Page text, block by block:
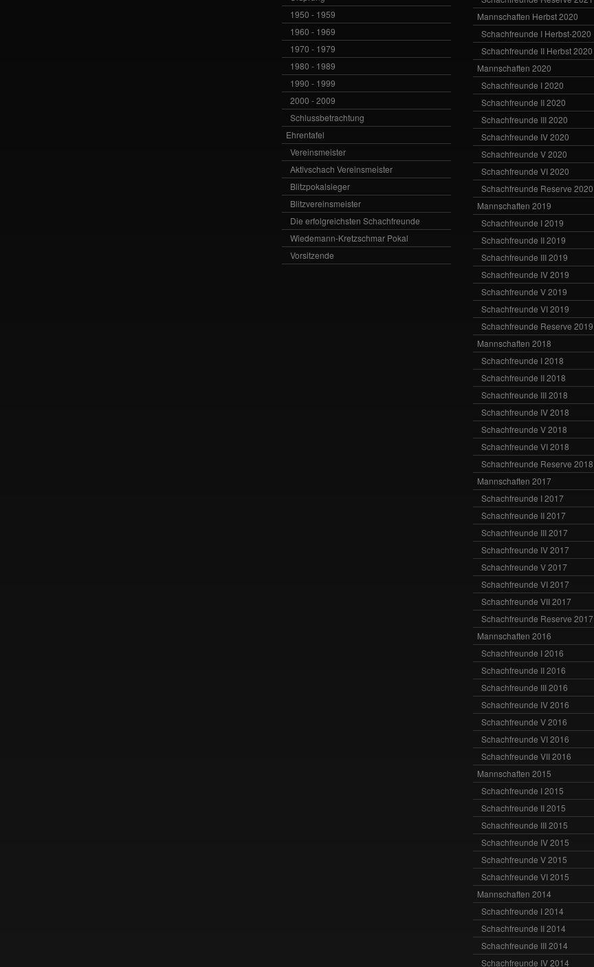
1950 - 1959
1960 - 1969
1970 - 1979
1980 - 1989
1990 - 1999
2000 - 2009
Schlussbetrachtung
Ehrentafel
Vereinsmeister
Aktivschach Vereinsmeister
Blitzpokalsieger
Blitzvereinsmeister
Die erfolgreichsten Schachfreunde
Wiedemann-Kretzschmar Pokal
Vorsitzende
Mannschaften Herbst 2020
Schachfreunde I Herbst-2020
Schachfreunde II Herbst 2020
Mannschaften 2020
Schachfreunde I 2020
Schachfreunde II 2020
Schachfreunde III 2020
Schachfreunde IV 2020
Schachfreunde V 2020
Schachfreunde VI 2020
Schachfreunde Reserve 2020
Mannschaften 2019
Schachfreunde I 2019
Schachfreunde II 2019
Schachfreunde III 2019
Schachfreunde IV 2019
Schachfreunde V 2019
Schachfreunde VI 2019
Schachfreunde Reserve 2019
Mannschaften 2018
Schachfreunde I 2018
Schachfreunde II 2018
Schachfreunde III 2018
Schachfreunde IV 2018
Schachfreunde V 2018
Schachfreunde VI 2018
Schachfreunde Reserve 2018
Mannschaften 2017
Schachfreunde I 2017
Schachfreunde II 2017
Schachfreunde III 2017
Schachfreunde IV 2017
Schachfreunde V 2017
Schachfreunde VI 2017
Schachfreunde VII 2017
Schachfreunde Reserve 2017
Mannschaften 2016
Schachfreunde I 2016
Schachfreunde II 2016
Schachfreunde III 2016
Schachfreunde IV 2016
Schachfreunde V 2016
Schachfreunde VI 2016
Schachfreunde VII 2016
Mannschaften 2015
Schachfreunde I 2015
Schachfreunde II 2015
Schachfreunde III 2015
Schachfreunde IV 2015
Schachfreunde V 2015
Schachfreunde VI 2015
Mannschaften 2014
Schachfreunde I 2014
Schachfreunde II 2014
Schachfreunde III 2014
Schachfreunde IV 2014